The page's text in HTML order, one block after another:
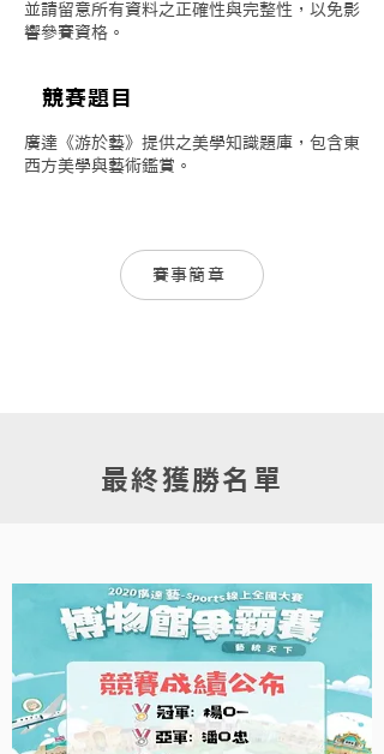
並請留意所有資料之正確性與完整性，以免影
響參賽資格。
競賽題目
廣達《游於藝》提供之美學知識題庫，包含東
西方美學與藝術鑑賞。
賽事簡章
最終獲勝名單